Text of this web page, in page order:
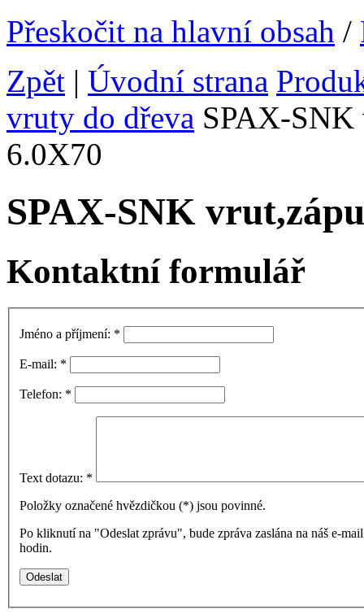
Přeskočit na hlavní obsah /
Zpět | Úvodní strana
vruty do dřeva SPAX-
6.0X70
SPAX-SNK
Kontaktní formulář
Jméno a příjmení: *
E-mail: *
Telefon: *
Text dotazu: *
Položky označené hvězdičkou (*) jsou povinné.
Po kliknutí na "Odeslat zprávu", bude zpráva zaslána na náš e-
hodin.